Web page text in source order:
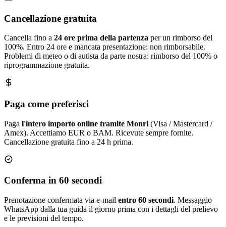
Cancellazione gratuita
Cancella fino a 24 ore prima della partenza per un rimborso del
100%. Entro 24 ore e mancata presentazione: non rimborsabile.
Problemi di meteo o di autista da parte nostra: rimborso del 100% o
riprogrammazione gratuita.
Paga come preferisci
Paga l'intero importo online tramite Monri (Visa / Mastercard /
Amex). Accettiamo EUR o BAM. Ricevute sempre fornite.
Cancellazione gratuita fino a 24 h prima.
Conferma in 60 secondi
Prenotazione confermata via e-mail entro 60 secondi. Messaggio
WhatsApp dalla tua guida il giorno prima con i dettagli del prelievo
e le previsioni del tempo.